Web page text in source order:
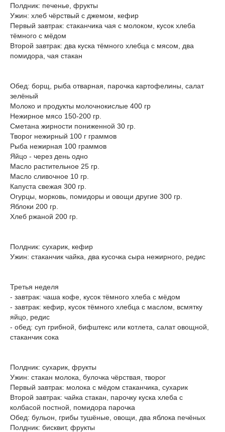
Полдник: печенье, фрукты
Ужин: хлеб чёрствый с джемом, кефир
Первый завтрак: стаканчика чая с молоком, кусок хлеба
тёмного с мёдом
Второй завтрак: два куска тёмного хлебца с мясом, два
помидора, чая стакан
Обед: борщ, рыба отварная, парочка картофелины, салат
зелёный
Молоко и продукты молочнокислые 400 гр
Нежирное мясо 150-200 гр.
Сметана жирности пониженной 30 гр.
Творог нежирный 100 г граммов
Рыба нежирная 100 граммов
Яйцо - через день одно
Масло растительное 25 гр.
Масло сливочное 10 гр.
Капуста свежая 300 гр.
Огурцы, морковь, помидоры и овощи другие 300 гр.
Яблоки 200 гр.
Хлеб ржаной 200 гр.
Полдник: сухарик, кефир
Ужин: стаканчик чайка, два кусочка сыра нежирного, редис
Третья неделя
- завтрак: чаша кофе, кусок тёмного хлеба с мёдом
- завтрак: кефир, кусок тёмного хлебца с маслом, всмятку
яйцо, редис
- обед: суп грибной, бифштекс или котлета, салат овощной,
стаканчик сока
Полдник: сухарик, фрукты
Ужин: стакан молока, булочка чёрствая, творог
Первый завтрак: молока с мёдом стаканчика, сухарик
Второй завтрак: чайка стакан, парочку куска хлеба с
колбасой постной, помидора парочка
Обед: бульон, грибы тушёные, овощи, два яблока печёных
Полдник: бисквит, фрукты